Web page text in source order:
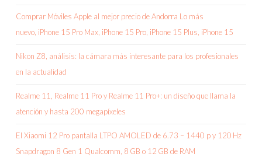
Comprar Móviles Apple al mejor precio de Andorra Lo más
nuevo, iPhone 15 Pro Max, iPhone 15 Pro, iPhone 15 Plus, iPhone 15
Nikon Z8, análisis: la cámara más interesante para los profesionales
en la actualidad
Realme 11, Realme 11 Pro y Realme 11 Pro+: un diseño que llama la
atención y hasta 200 megapíxeles
El Xiaomi 12 Pro pantalla LTPO AMOLED de 6.73 – 1440 p y 120 Hz
Snapdragon 8 Gen 1 Qualcomm, 8 GB o 12 GB de RAM